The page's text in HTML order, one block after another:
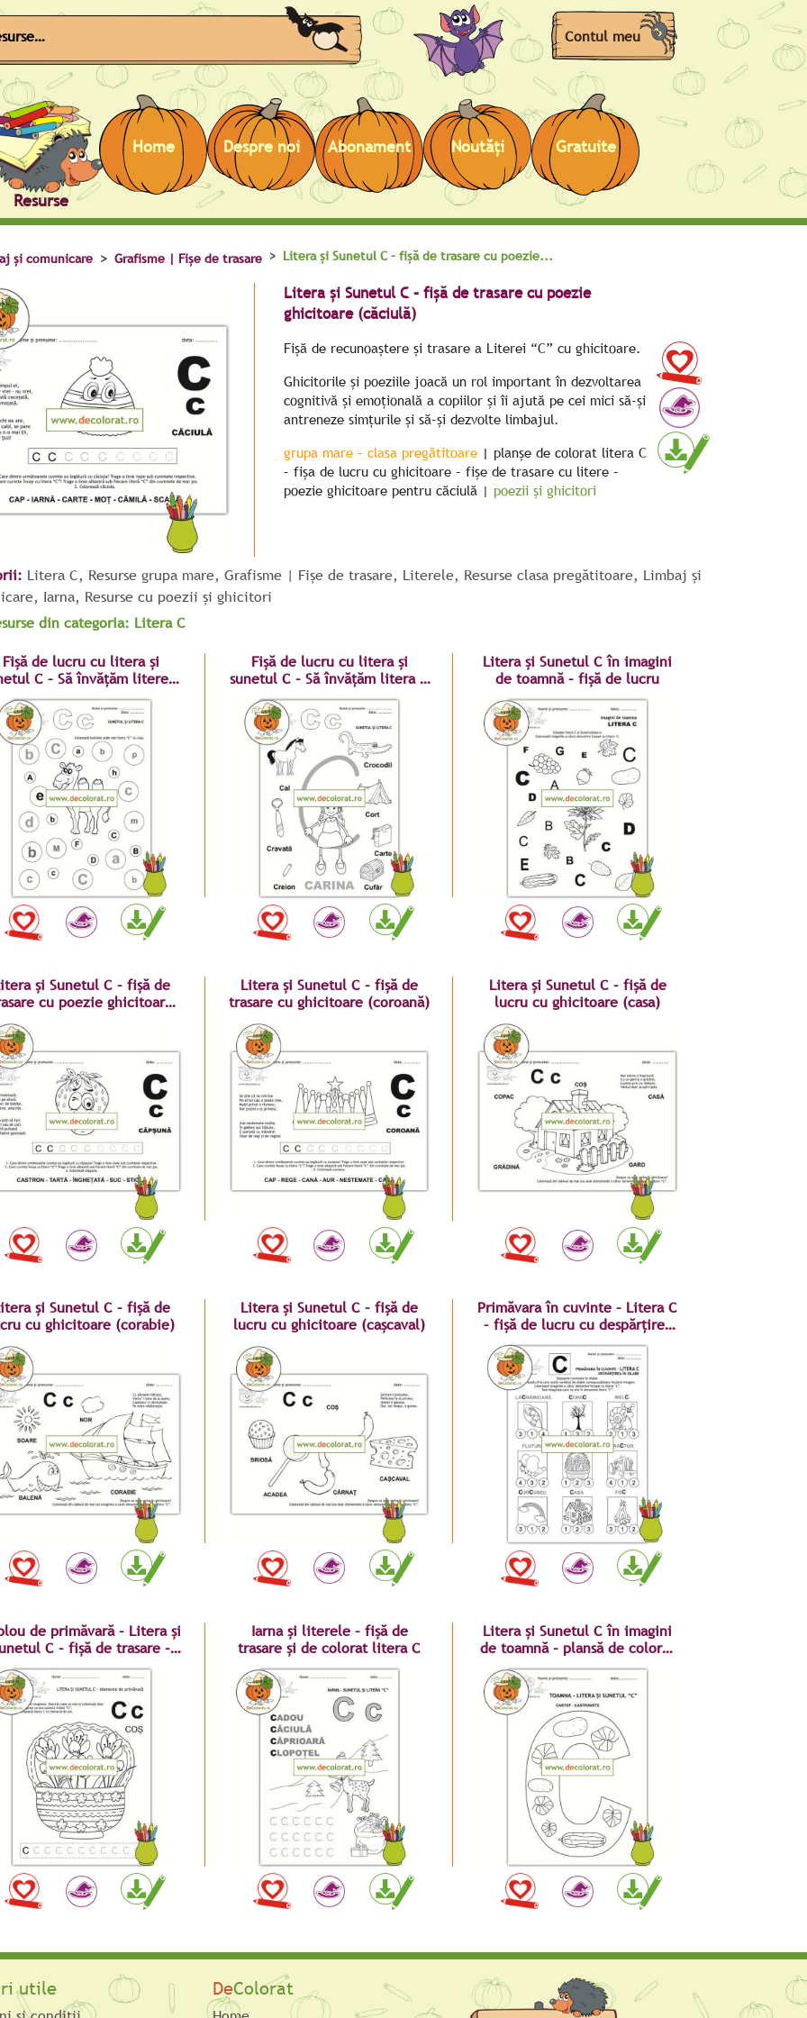
Caută
Contul meu
Resurse
Home Despre noi Abonament Noutăţi Gratuite
și comunicare Grafisme | Fișe de trasare Litera și Sunetul C – fișă de trasare cu poezie...
Litera și Sunetul C – fișă de trasare cu poezie
ghicitoare (căciulă)
Fișă de recunoaștere și trasare a Literei “C” cu ghicitoare.
Ghicitorile și poeziile joacă un rol important în dezvoltarea
cognitivă și emoțională a copiilor și îi ajută pe cei mici să-și
antreneze simțurile și să-și dezvolte limbajul.
grupa mare – clasa pregătitoare| planșe de colorat litera C
– fișa de lucru cu ghicitoare – fișe de trasare cu litere –
poezie ghicitoare pentru căciulă | poezii și ghicitori
Litera C, Resurse grupa mare, Grafisme | Fișe de trasare, Literele, Resurse clasa pregătitoare, Limbaj și
, Iarna, Resurse cu poezii și ghicitori
din categoria: Litera C
Fișă de lucru cu litera și
C – Să învățăm literele
C mare și c mic!
Fișă de lucru cu litera și
sunetul C – Să învățăm litera C
cu Carina!
Litera și Sunetul C în imagini
de toamnă – fișă de lucru
și Sunetul C – fișă de
cu poezie ghicitoare
Litera și Sunetul C – fișă de
trasare cu ghicitoare (coroană)
Litera și Sunetul C – fișă de
lucru cu ghicitoare (casa)
și Sunetul C – fișă de
cu ghicitoare (corabie)
Litera și Sunetul C – fișă de
lucru cu ghicitoare (cașcaval)
Primăvara în cuvinte – Litera C
– fișă de lucru cu despărțirea
în silabe
de primăvară – Litera și
C – fișă de trasare –
planșă de colorat
Iarna și literele – fișă de
trasare și de colorat litera C
Litera și Sunetul C în imagini
de toamnă – plansă de colorat
cu cartof și castravete
utile DeColorat